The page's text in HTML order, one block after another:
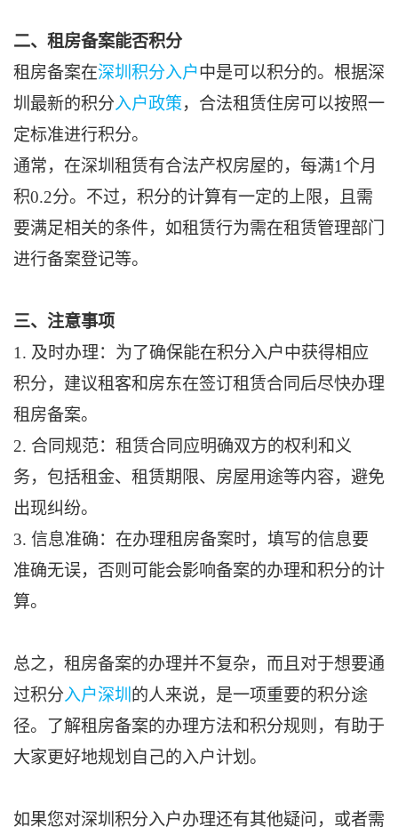
二、租房备案能否积分
租房备案在深圳积分入户中是可以积分的。根据深
圳最新的积分入户政策，合法租赁住房可以按照一
定标准进行积分。
通常，在深圳租赁有合法产权房屋的，每满1个月
积0.2分。不过，积分的计算有一定的上限，且需
要满足相关的条件，如租赁行为需在租赁管理部门
进行备案登记等。
三、注意事项
1. 及时办理：为了确保能在积分入户中获得相应
积分，建议租客和房东在签订租赁合同后尽快办理
租房备案。
2. 合同规范：租赁合同应明确双方的权利和义
务，包括租金、租赁期限、房屋用途等内容，避免
出现纠纷。
3. 信息准确：在办理租房备案时，填写的信息要
准确无误，否则可能会影响备案的办理和积分的计
算。
总之，租房备案的办理并不复杂，而且对于想要通
过积分入户深圳 的人来说，是一项重要的积分途
径。了解租房备案的办理方法和积分规则，有助于
大家更好地规划自己的入户计划。
如果您对深圳积分入户办理还有其他疑问，或者需